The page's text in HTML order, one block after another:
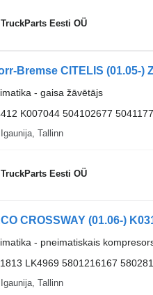
TruckParts Eesti OÜ
- gaisa žāvētājs
K007044 504102677
Igaunija, Tallinn
TruckParts Eesti OÜ
- pneimatiskais
LK4969 5801216167
Igaunija, Tallinn